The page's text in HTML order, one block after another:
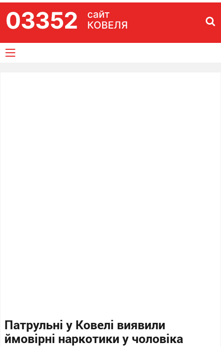
Патрульні у Ковелі виявили
ймовірні наркотики у чоловіка